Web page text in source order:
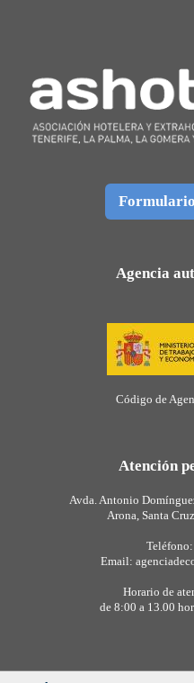
Agencia
Código de
Atención
Avda. Antonio
Arona, Santa
Email:
Horario de
de 8:00 a 13.00